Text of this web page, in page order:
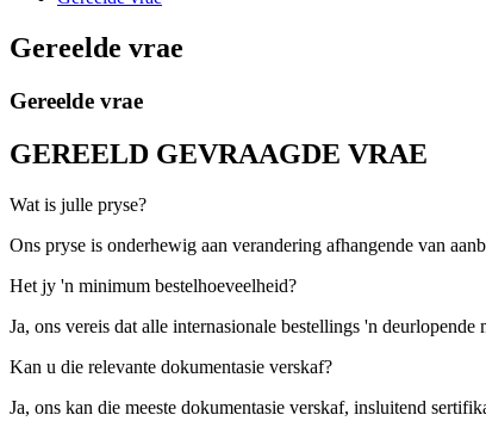
Gereelde vrae
Gereelde vrae
GEREELD GEVRAAGDE VRAE
Wat is julle pryse?
Ons pryse is onderhewig aan verandering afhangende van
Het jy 'n minimum bestelhoeveelheid?
Ja, ons vereis dat alle internasionale bestellings 'n
Kan u die relevante dokumentasie verskaf?
Ja, ons kan die meeste dokumentasie verskaf, insluitend